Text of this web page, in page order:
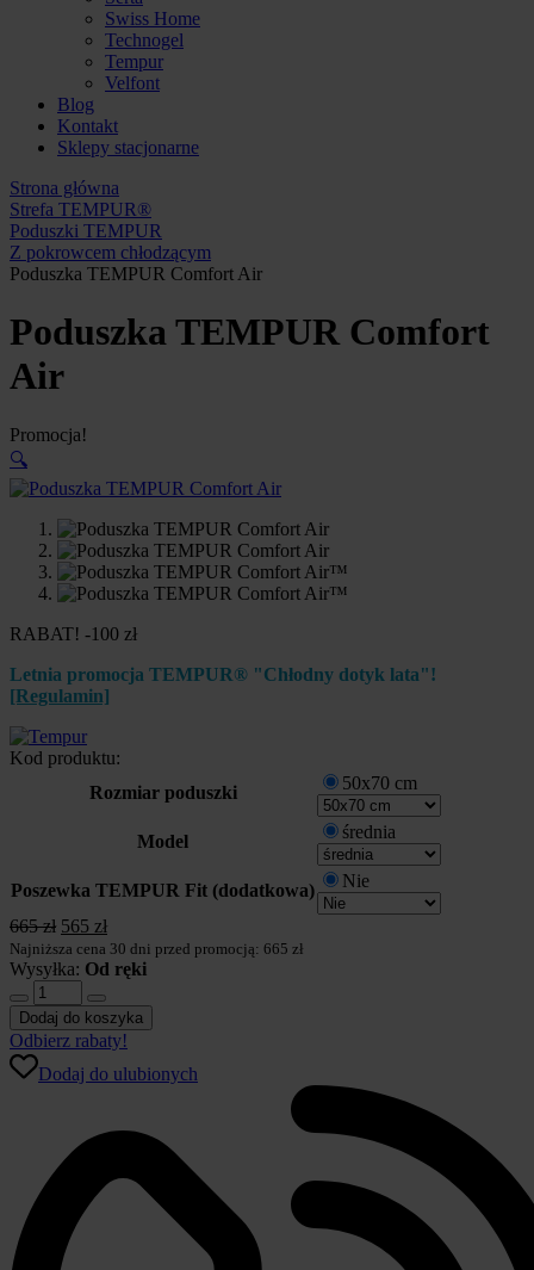
Swiss Home
Technogel
Tempur
Velfont
Blog
Kontakt
Sklepy stacjonarne
Strona główna
Strefa TEMPUR®
Poduszki TEMPUR
Z pokrowcem chłodzącym
Poduszka TEMPUR Comfort Air
Poduszka TEMPUR Comfort
Air
Promocja!
🔍
RABAT! -100 zł
Letnia promocja TEMPUR® "Chłodny dotyk lata"!
[Regulamin]
Kod produktu:
Rozmiar poduszki
50x70 cm
Model średnia
Poszewka TEMPUR Fit (dodatkowa) Nie
665zł Pierwotna
cena
wynosiła:
565 złAktualna
cena
wynosi:
Najniższa cena 30 dni przed promocją: 665 zł
Wysyłka: Od ręki
ilość
Poduszka
TEMPUR
Comfort
Air
Dodaj do koszyka
Odbierz rabaty!
Dodaj do ulubionych